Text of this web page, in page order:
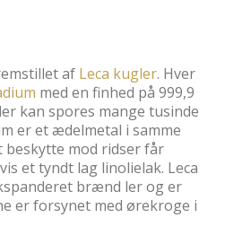
af Leca kugler. Hver
med en finhed på 999,9
kan spores mange tusinde
er et ædelmetal i samme
beskytte mod ridser får
et tyndt lag linolielak. Leca
brænd ler og er
er forsynet med ørekroge i